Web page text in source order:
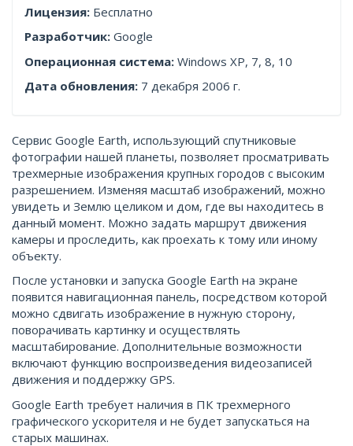
Лицензия: Бесплатно
Разработчик: Google
Операционная система: Windows XP, 7, 8, 10
Дата обновления: 7 декабря 2006 г.
Сервис Google Earth, использующий спутниковые
фотографии нашей планеты, позволяет просматривать
трехмерные изображения крупных городов с высоким
разрешением. Изменяя масштаб изображений, можно
увидеть и Землю целиком и дом, где вы находитесь в
данный момент. Можно задать маршрут движения
камеры и проследить, как проехать к тому или иному
объекту.
После установки и запуска Google Earth на экране
появится навигационная панель, посредством которой
можно сдвигать изображение в нужную сторону,
поворачивать картинку и осуществлять
масштабирование. Дополнительные возможности
включают функцию воспроизведения видеозаписей
движения и поддержку GPS.
Google Earth требует наличия в ПК трехмерного
графического ускорителя и не будет запускаться на
старых машинах.